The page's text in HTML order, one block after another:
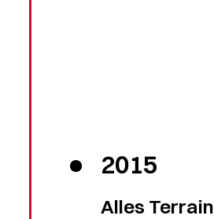
2015
Alles Terrain